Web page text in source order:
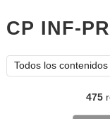
CP INF-
Todos los contenidos
475